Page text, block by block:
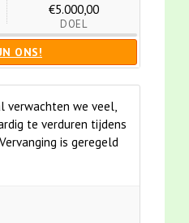
€5.000,00
DOEL
ONS!
verwachten we veel,
te verduren tijdens
is geregeld